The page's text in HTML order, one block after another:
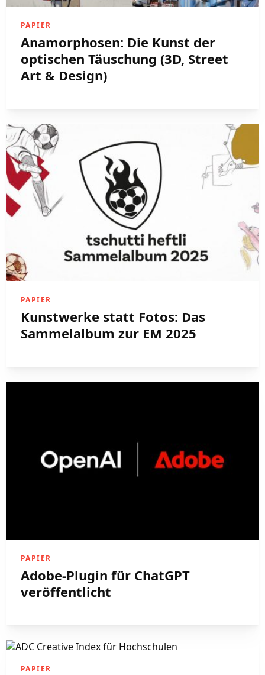
PAPIER
Anamorphosen: Die Kunst der
optischen Täuschung (3D, Street
Art & Design)
PAPIER
Kunstwerke statt Fotos: Das
Sammelalbum zur EM 2025
PAPIER
Adobe-Plugin für ChatGPT
veröffentlicht
PAPIER